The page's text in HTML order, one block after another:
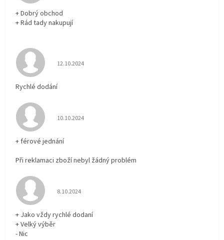
+ Dobrý obchod
+ Rád tady nakupují
Hodnocení obchodu je 5 z 5 hvězdiček.
12.10.2024
Rychlé dodání
Hodnocení obchodu je 5 z 5 hvězdiček.
10.10.2024
+ férové jednání
Při reklamaci zboží nebyl žádný problém
Hodnocení obchodu je 5 z 5 hvězdiček.
8.10.2024
+ Jako vždy rychlé dodaní
+ Velký výběr
- Nic